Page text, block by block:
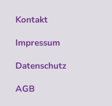
Kontakt
Impressum
Datenschutz
AGB